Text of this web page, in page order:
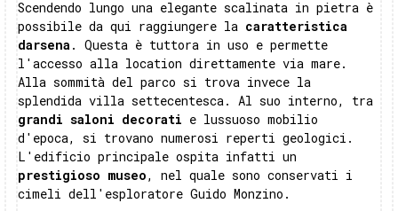
Scendendo lungo una elegante scalinata in pietra è
possibile da qui raggiungere la caratteristica
darsena . Questa è tuttora in uso e permette
l'accesso alla location direttamente via mare.
Alla sommità del parco si trova invece la
splendida villa settecentesca. Al suo interno, tra
grandi saloni decorati e lussuoso mobilio
d'epoca, si trovano numerosi reperti geologici.
L'edificio principale ospita infatti un
prestigioso museo, nel quale sono conservati i
cimeli dell'esploratore Guido Monzino.